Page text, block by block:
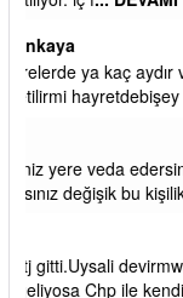
başkanım seni
görmek isteriz
daha da olacaktır
qaasvalt
asvalt döke döke
aşağıda kaldı bi
ibrahim